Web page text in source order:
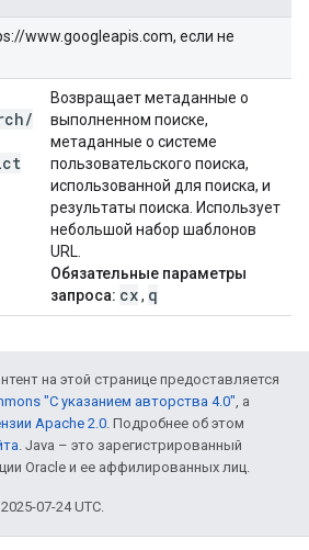
www.googleapis.com, если не
/
Возвращает метаданные о
выполненном поиске,
метаданные о системе
пользовательского поиска,
использованной для поиска, и
результаты поиска. Использует
небольшой набор шаблонов
URL.
Обязательные параметры
запроса: cx, q
на этой странице предоставляется
"С указанием авторства 4.0", а
Apache 2.0. Подробнее об этом
. Java – это зарегистрированный
Oracle и ее аффилированных лиц.
07-24 UTC.